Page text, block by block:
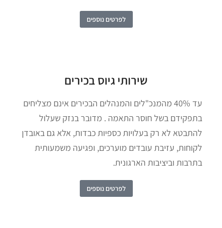
לפרטים נוספים
שירותי גיוס בכירים
עד 40% מהמנכ"לים והמנהלים הבכירים אינם מצליחים
בתפקידם בשל חוסר התאמה . מדובר בנזק שעלול
להתבטא לא רק בעלויות כספיות כבדות, אלא גם באובדן
לקוחות, עזיבת עובדים מוערכים, ופגיעה משמעותית
בתרבות וביציבות הארגונית.
לפרטים נוספים